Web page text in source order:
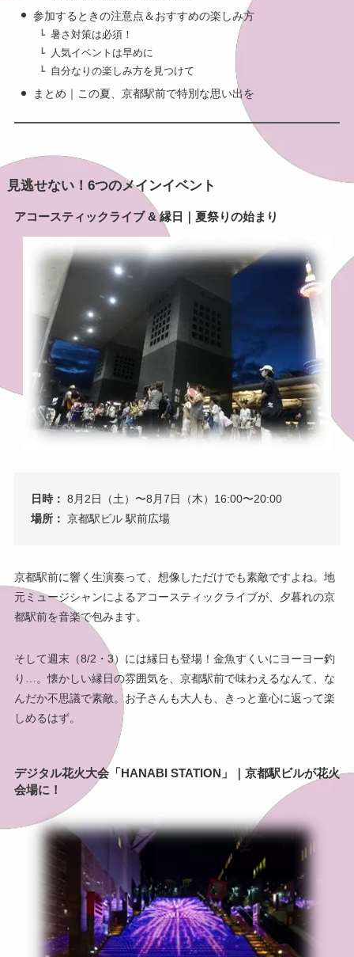
参加するときの注意点＆おすすめの楽しみ方
暑さ対策は必須！
人気イベントは早めに
自分なりの楽しみ方を見つけて
まとめ｜この夏、京都駅前で特別な思い出を
見逃せない！6つのメインイベント
アコースティックライブ & 縁日｜夏祭りの始まり
日時： 8月2日（土）〜8月7日（木）16:00〜20:00
場所： 京都駅ビル 駅前広場
京都駅前に響く生演奏って、想像しただけでも素敵ですよね。地
元ミュージシャンによるアコースティックライブが、夕暮れの京
都駅前を音楽で包みます。
そして週末（8/2・3）には縁日も登場！金魚すくいにヨーヨー釣
り…。懐かしい縁日の雰囲気を、京都駅前で味わえるなんて、な
んだか不思議で素敵。お子さんも大人も、きっと童心に返って楽
しめるはず。
デジタル花火大会「HANABI STATION」｜京都駅ビルが花火
会場に！